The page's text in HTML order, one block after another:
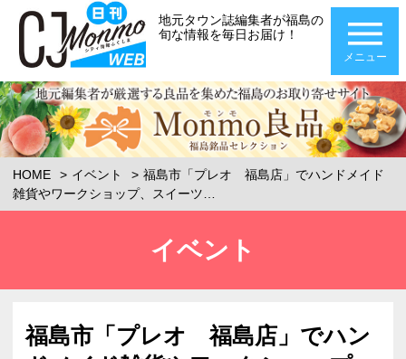
地元タウン誌編集者が福島の
旬な情報を毎日お届け！
メニュー
HOME イベント
福島市「プレオ 福島店」でハンドメイド
雑貨やワークショップ、スイーツ…
イベント
福島市「プレオ 福島店」でハン